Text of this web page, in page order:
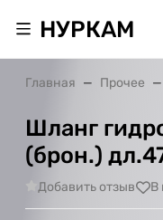
НУРКАМ
Главная Прочее
Шланг
(брон.)
Добавить отзыв В